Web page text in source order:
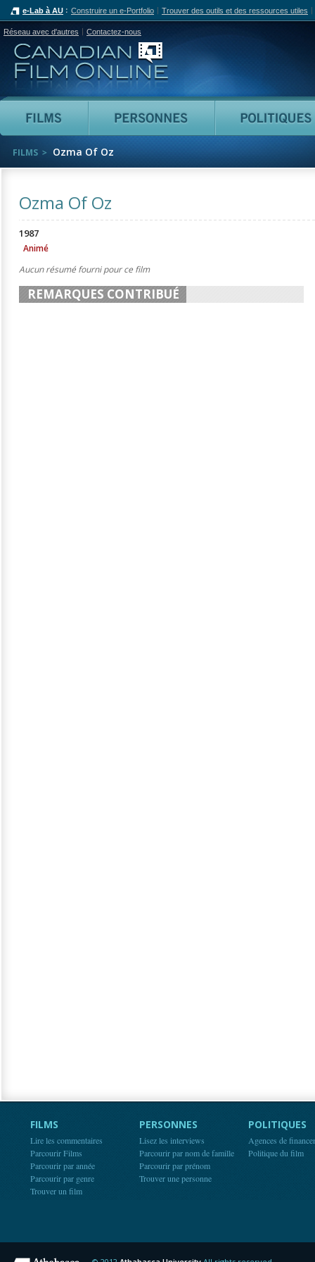
e-Lab à AU Construire un e-Portfolio Trouver des outils et des ressources utiles
Réseau avec d'autres Contactez-nous
Canadian Film Online
Films Personnes
FILMS Ozma Of Oz
Ozma Of Oz
1987
Animé
Aucun résumé fourni pour ce film
REMARQUES CONTRIBUÉ
FILMS
Lire les commentaires
Parcourir Films
Parcourir par année
Parcourir par genre
Trouver un film
PERSONNES
Lisez les interviews
Parcourir par nom de famille
Parcourir par prénom
Trouver une personne
POLITIQUES
Agences de
Politique du film